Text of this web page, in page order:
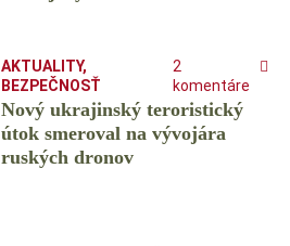
AKTUALITY,
BEZPEČNOSŤ
2
komentáre
Nový ukrajinský teroristický
útok smeroval na vývojára
ruských dronov